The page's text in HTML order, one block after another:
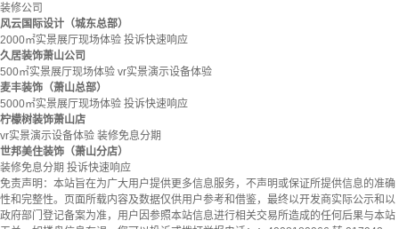
装修公司
风云国际设计（城东总部）
2000㎡实景展厅现场体验 投诉快速响应
久居装饰萧山公司
500㎡实景展厅现场体验 vr实景演示设备体验
麦丰装饰（萧山总部）
5000㎡实景展厅现场体验 投诉快速响应
柠檬树装饰萧山店
vr实景演示设备体验 装修免息分期
世邦美住装饰（萧山分店）
装修免息分期 投诉快速响应
免责声明： 本站旨在为广大用户提供更多信息服务，不声明或保证所提供信息的准确
性和完整性。页面所载内容及数据仅供用户参考和借鉴，最终以开发商实际公示和以
政府部门登记备案为准，用户因参照本站信息进行相关交易所造成的任何后果与本站